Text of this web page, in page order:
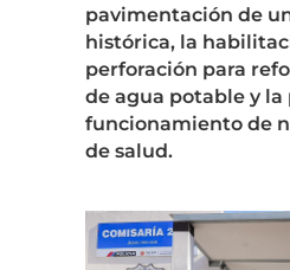
pavimentación de
histórica, la
perforación para
de agua potable y la
funcionamiento de
de salud.